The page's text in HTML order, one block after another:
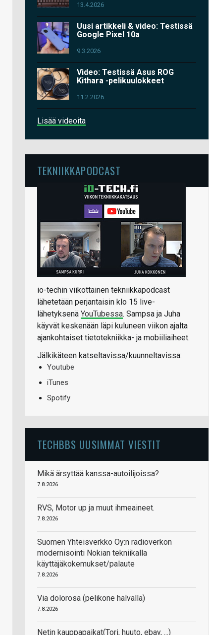
13.4.2026
Uusi artikkeli & video: Testissä
Google Pixel 10a
9.3.2026
Video: Testissä Asus ROG
Kithara -pelikuulokkeet
11.2.2026
Lisää videoita
TEKNIIKKAPODCAST
io-techin viikottainen tekniikkapodcast
lähetetään perjantaisin klo 15 live-
lähetyksenä YouTubessa. Sampsa ja Juha
käyvät keskenään läpi kuluneen viikon ajalta
ajankohtaiset tietotekniikka- ja mobiiliaiheet.
Jälkikäteen katseltavissa/kuunneltavissa:
Youtube
iTunes
Spotify
TECHBBS UUSIMMAT VIESTIT
Mikä ärsyttää kanssa-autoilijoissa?
7.8.2026
RVS, Motor up ja muut ihmeaineet.
7.8.2026
Suomen Yhteisverkko Oy:n radioverkon
modernisointi Nokian tekniikalla
käyttäjäkokemukset/palaute
7.8.2026
Via dolorosa (pelikone halvalla)
7.8.2026
Netin kauppapaikat(Tori, huuto, ebay, ...)